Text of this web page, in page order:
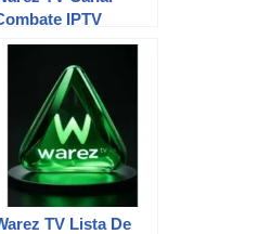
IPTV
TV Lista De